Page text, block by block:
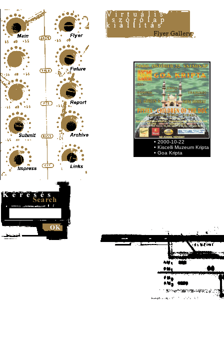
• 2000-10-22
• Kiscelli Muzeum Kripta
• Goa Kripta